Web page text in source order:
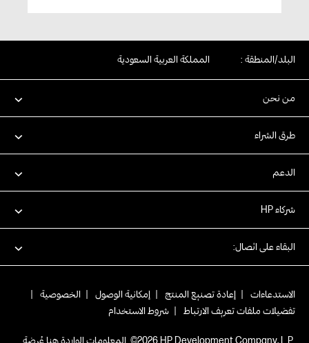
البلد/المنطقة : المملكة العربية السعودية
من نحن
طرق الشراء
الدعم
شركاء HP
البقاء على اتصال:
الاستدعاءات إعادة تصنيع المنتج إمكانية الوصول الخصوصية
تفضيلات ملفات تعريف الارتباط
شروط الاستخدام